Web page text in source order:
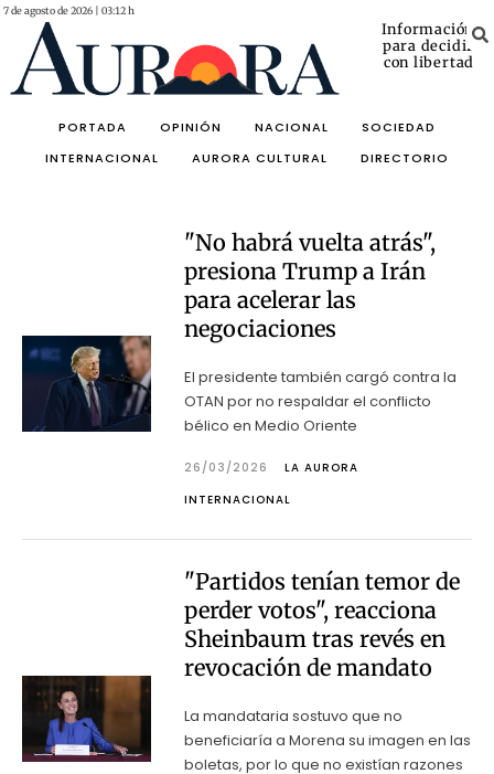
7 de agosto de 2026 | 03:12 h
Información
para decidir
con libertad
PORTADA OPINIÓN NACIONAL
SOCIEDAD
INTERNACIONAL
AURORA CULTURAL DIRECTORIO
"No habrá vuelta atrás",
presiona Trump a Irán
para acelerar las
negociaciones
El presidente también cargó contra la
OTAN por no respaldar el conflicto
bélico en Medio Oriente
26/03/2026
LA AURORA
INTERNACIONAL
"Partidos tenían temor de
perder votos", reacciona
Sheinbaum tras revés en
revocación de mandato
La mandataria sostuvo que no
beneficiaría a Morena su imagen en las
boletas, por lo que no existían razones